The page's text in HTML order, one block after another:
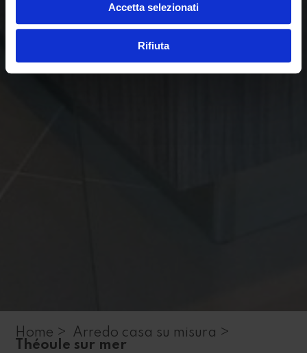
Accetta selezionati
Rifiuta
Home > Arredo casa su misura >
Théoule sur mer